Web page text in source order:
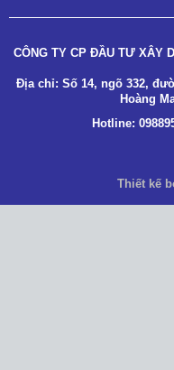
CÔNG TY CP ĐẦU TƯ XÂY
Địa chỉ: Số 14, ngõ 332,
Hoàng
Hotline:
Thiết kế